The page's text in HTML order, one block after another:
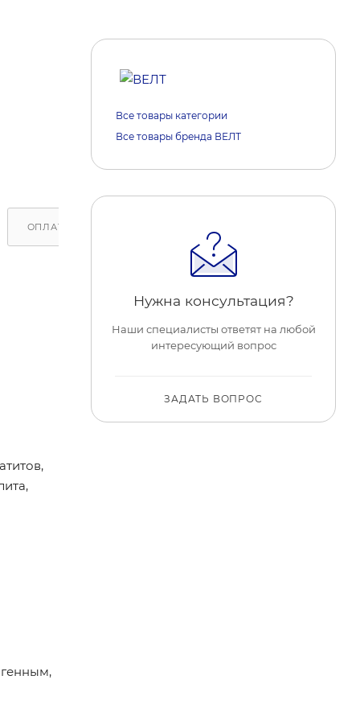
ОПЛАТА
Все товары категории
Все товары бренда ВЕЛТ
Нужна консультация?
Наши специалисты ответят на любой
интересующий вопрос
ЗАДАТЬ ВОПРОС